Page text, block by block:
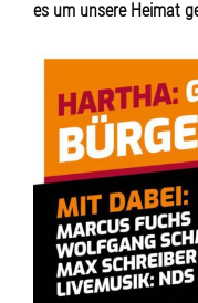
es um unsere Heimat